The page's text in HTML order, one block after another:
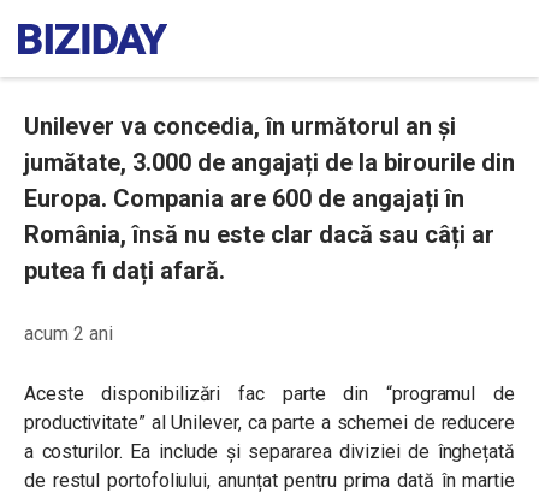
Unilever va concedia, în următorul an și
jumătate, 3.000 de angajați de la birourile din
Europa. Compania are 600 de angajați în
România, însă nu este clar dacă sau câți ar
putea fi dați afară.
acum 2 ani
Aceste disponibilizărifac parte din “programul de
productivitate” al Unilever, ca parte a schemei de reducere
a costurilor. Ea include și separarea diviziei de înghețată
de restul portofoliului, anunțat pentru prima dată în martie